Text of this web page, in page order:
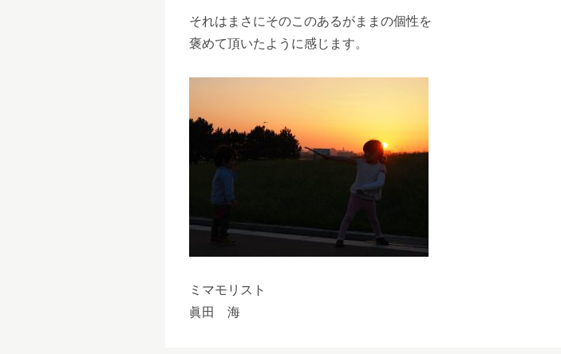
それはまさにそのこのあるがままの個性を
褒めて頂いたように感じます。
ミマモリスト
眞田 海